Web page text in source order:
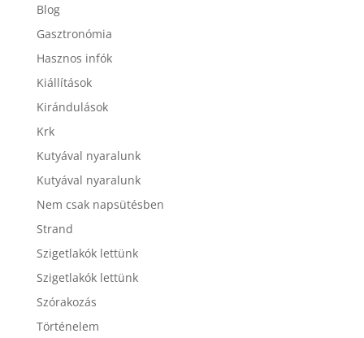
Blog
Gasztronómia
Hasznos infók
Kiállítások
Kirándulások
Krk
Kutyával nyaralunk
Kutyával nyaralunk
Nem csak napsütésben
Strand
Szigetlakók lettünk
Szigetlakók lettünk
Szórakozás
Történelem